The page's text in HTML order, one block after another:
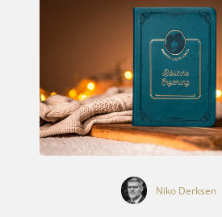
Niko Derksen